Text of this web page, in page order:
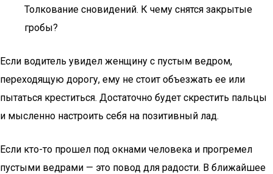
Толкование сновидений. К чему снятся закрытые
гробы?
Если водитель увидел женщину с пустым ведром,
переходящую дорогу, ему не стоит объезжать ее или
пытаться креститься. Достаточно будет скрестить пальцы
и мысленно настроить себя на позитивный лад.
Если кто-то прошел под окнами человека и прогремел
пустыми ведрами — это повод для радости. В ближайшее